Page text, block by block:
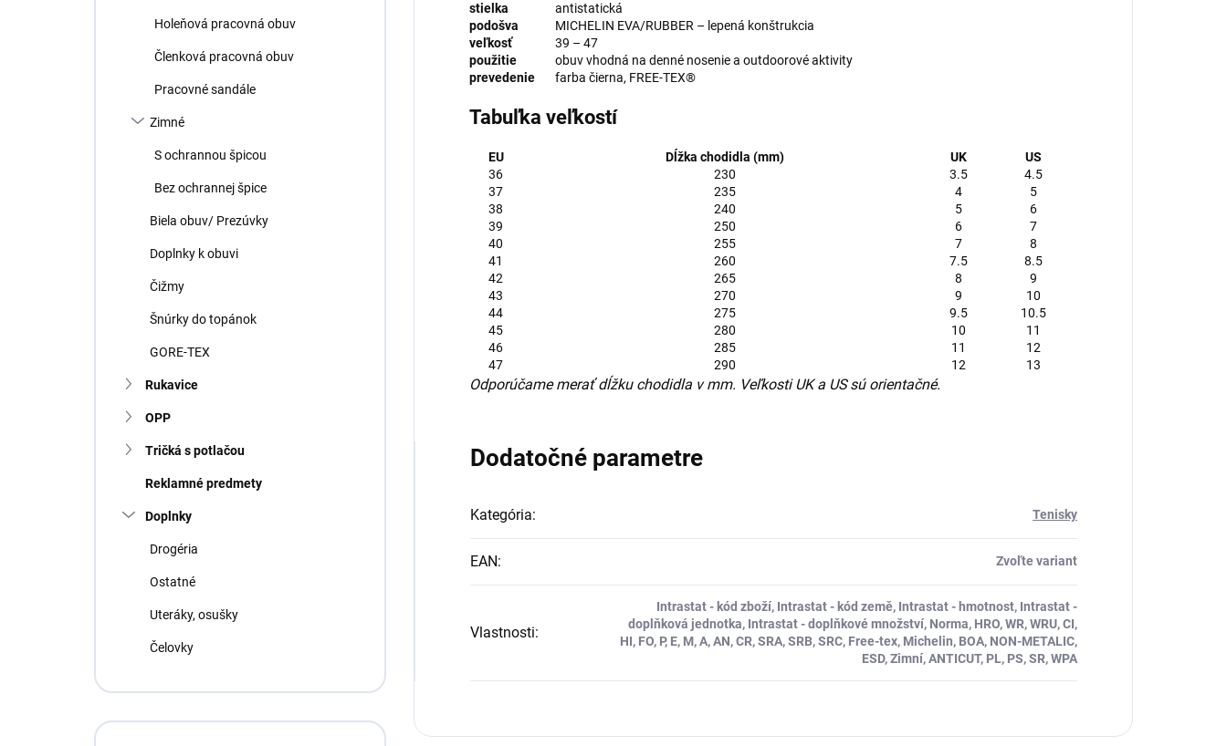
Holeňová pracovná obuv
Členková pracovná obuv
Pracovné sandále
Zimné
S ochrannou špicou
Bez ochrannej špice
Biela obuv/ Prezúvky
Doplnky k obuvi
Čižmy
Šnúrky do topánok
GORE-TEX
Rukavice
OPP
Tričká s potlačou
Reklamné predmety
Doplnky
Drogéria
Ostatné
Uteráky, osušky
Čelovky
stielka
antistatická
podošva
MICHELIN EVA/RUBBER – lepená konštrukcia
veľkosť
39 – 47
použitie
obuv vhodná na denné nosenie a outdoorové aktivity
prevedenie
farba čierna, FREE-TEX®
Tabuľka veľkostí
EU Dĺžka chodidla (mm) UK
US
36
230 3.5
4.5
37
235 4
5
38
240 5
6
39
250 6
7
40
255 7
8
41
260 7.5
8.5
42
265 8
9
43
270 9
10
44
275 9.5
10.5
45
280 10
11
46
285 11
12
47
290 12 13
Odporúčame merať dĺžku chodidla v mm. Veľkosti UK a US sú orientačné.
Dodatočné parametre
Kategória: Tenisky
EAN: Zvoľte variant
Vlastnosti:
Intrastat - kód zboží, Intrastat - kód země, Intrastat - hmotnost, Intrastat -
doplňková jednotka, Intrastat - doplňkové množství, Norma, HRO, WR, WRU, CI,
HI, FO, P, E, M, A, AN, CR, SRA, SRB, SRC, Free-tex, Michelin, BOA, NON-METALIC,
ESD, Zimní, ANTICUT, PL, PS, SR, WPA